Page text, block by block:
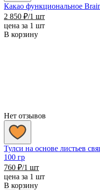
Какао функциональное
2 850 ₽/1 шт
цена за 1 шт
В корзину
Нет отзывов
Тулси на основе листьев
100 гр
760 ₽/1 шт
цена за 1 шт
В корзину